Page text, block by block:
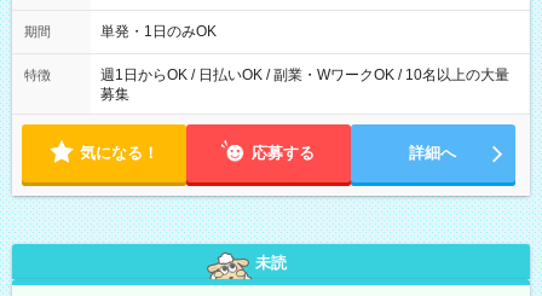
～21：00
期間 単発・1日のみOK
特徴
週1日からOK / 日払いOK / 副業・WワークOK / 10名以上の大量
募集
気になる！ 応募する 詳細へ
未読